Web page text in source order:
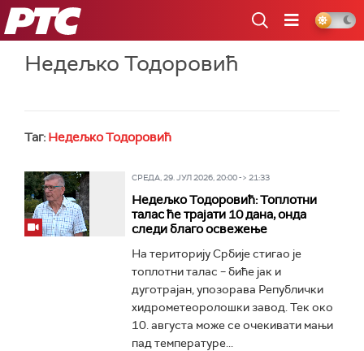
РТС
Недељко Тодоровић
Таг: Недељко Тодоровић
СРЕДА, 29. ЈУЛ 2026, 20:00 -> 21:33
Недељко Тодоровић: Топлотни
талас ће трајати 10 дана, онда
следи благо освежење
На територију Србије стигао је
топлотни талас – биће јак и
дуготрајан, упозорава Републички
хидрометеоролошки завод. Тек око
10. августа може се очекивати мањи
пад температуре...